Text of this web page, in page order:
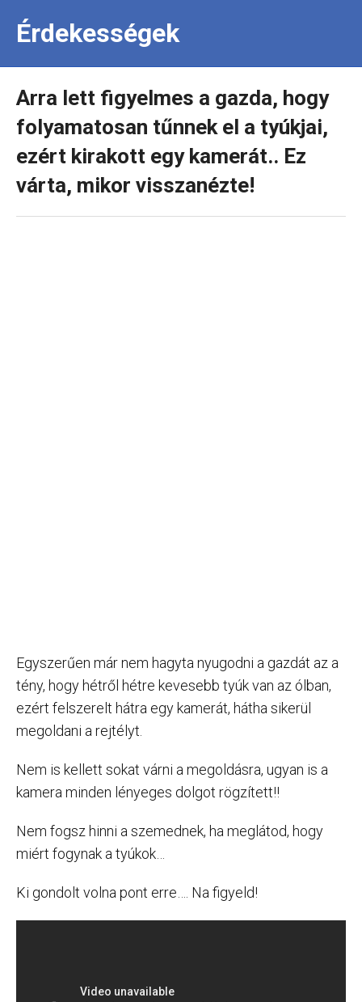
Érdekességek
Arra lett figyelmes a gazda, hogy
folyamatosan tűnnek el a tyúkjai,
ezért kirakott egy kamerát.. Ez
várta, mikor visszanézte!
Egyszerűen már nem hagyta nyugodni a gazdát az a
tény, hogy hétről hétre kevesebb tyúk van az ólban,
ezért felszerelt hátra egy kamerát, hátha sikerül
megoldani a rejtélyt.
Nem is kellett sokat várni a megoldásra, ugyan is a
kamera minden lényeges dolgot rögzített!!
Nem fogsz hinni a szemednek, ha meglátod, hogy
miért fogynak a tyúkok…
Ki gondolt volna pont erre…. Na figyeld!